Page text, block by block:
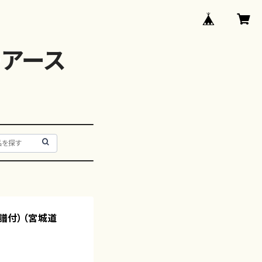
ース
）（宮城道